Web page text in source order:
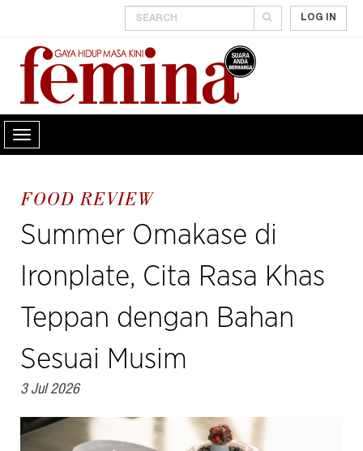
LOG IN
FOOD REVIEW
Summer Omakase di
Ironplate, Cita Rasa Khas
Teppan dengan Bahan
Sesuai Musim
3 Jul 2026